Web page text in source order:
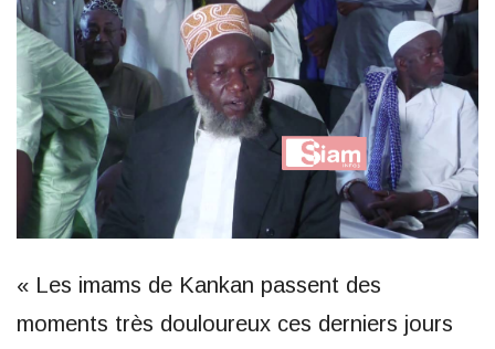
« Les imams de Kankan passent des
moments très douloureux ces derniers jours